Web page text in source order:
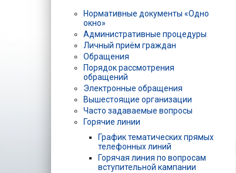
Нормативные документы «Одно
окно»
Административные процедуры
Личный приём граждан
Обращения
Порядок рассмотрения
обращений
Электронные обращения
Вышестоящие организации
Часто задаваемые вопросы
Горячие линии
График тематических прямых
телефонных линий
Горячая линия по вопросам
вступительной кампании